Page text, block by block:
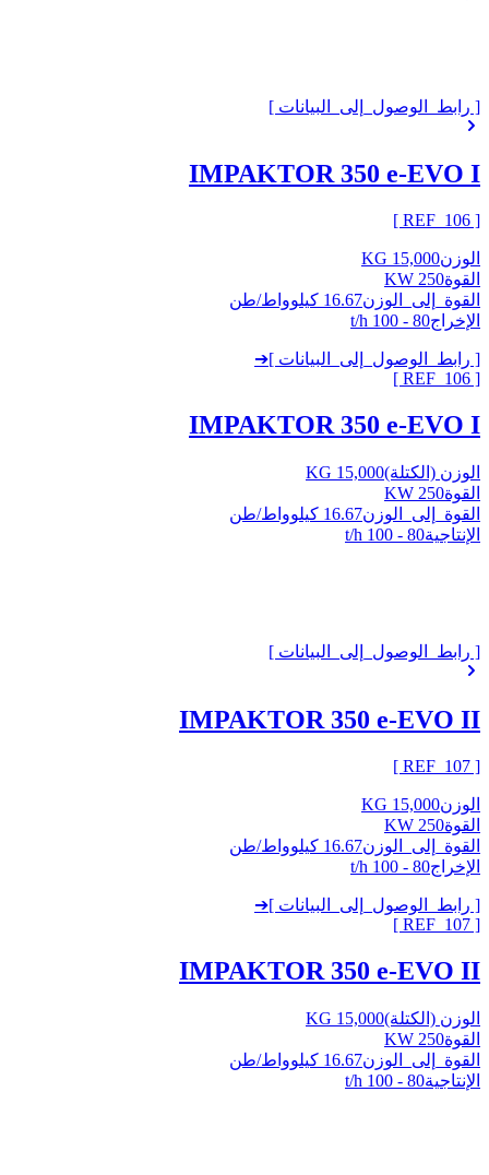
[ رابط_الوصول_إلى_البيانات ]
IMPAKTOR 350 e-EVO I
[ REF_
106
]
الوزن15,000 KG
القوة250 KW
القوة_إلى_الوزن16.67 كيلوواط/طن
الإخراج80 - 100 t/h
[ رابط_الوصول_إلى_البيانات ]➔
[ REF_
106
]
IMPAKTOR 350 e-EVO I
الوزن (الكتلة)15,000 KG
القوة250 KW
القوة_إلى_الوزن16.67 كيلوواط/طن
الإنتاجية80 - 100 t/h
[ رابط_الوصول_إلى_البيانات ]
IMPAKTOR 350 e-EVO II
[ REF_
107
]
الوزن15,000 KG
القوة250 KW
القوة_إلى_الوزن16.67 كيلوواط/طن
الإخراج80 - 100 t/h
[ رابط_الوصول_إلى_البيانات ]➔
[ REF_
107
]
IMPAKTOR 350 e-EVO II
الوزن (الكتلة)15,000 KG
القوة250 KW
القوة_إلى_الوزن16.67 كيلوواط/طن
الإنتاجية80 - 100 t/h